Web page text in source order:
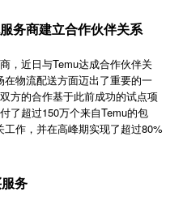
务商建立合作伙伴关系
，近日与Temu达成合作伙伴关
物流配送方面迈出了重要的一
方的合作基于此前成功的试点项
了超过150万个来自Temu的包
作，并在高峰期实现了超过80%
务